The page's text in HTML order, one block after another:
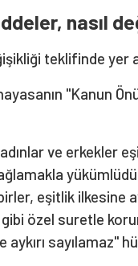
nasıl
teklifinde yer
"Kanun
ve erkekler
eşitlik ilkesine
özel suretle
aykırı sayılamaz"